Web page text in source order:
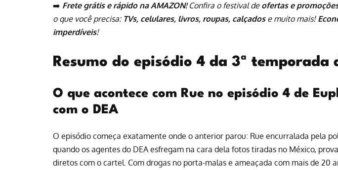
➡️ Frete grátis e rápido na AMAZON!Confira o festival de ofertas e
o que você precisa: TVs, celulares, livros, roupas, calçadose muito mais!
imperdíveis!
Resumo do episódio 4 da 3ª temporada
O que acontece com Rue no episódio 4 de
com o DEA
O episódio começa exatamente onde o anterior parou: Rue encurralada pela
quando os agentes do DEA esfregam na cara dela fotos tiradas no México,
diretos com o cartel. Com drogas no porta-malas e ameaçada com mais de 20